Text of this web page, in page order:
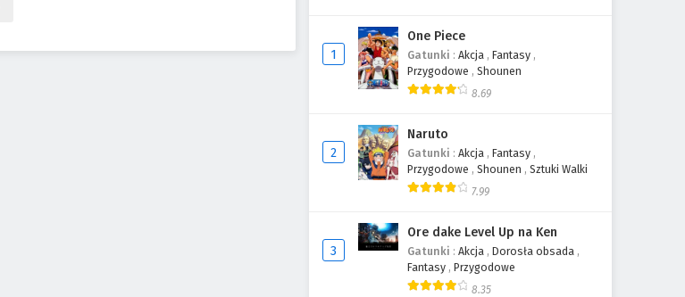
1
One Piece
Gatunki : Akcja , Fantasy ,
Przygodowe , Shounen
8.69
2
Naruto
Gatunki : Akcja , Fantasy ,
Przygodowe , Shounen , Sztuki Walki
7.99
3
Ore dake Level Up na Ken
Gatunki : Akcja , Dorosła obsada ,
Fantasy , Przygodowe
8.35